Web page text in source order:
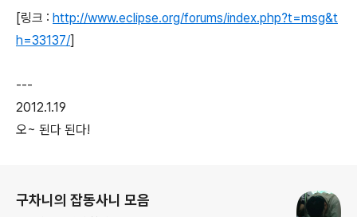
[링크 : http://www.eclipse.org/forums/index.php?t=msg&t
h=33137/]
---
2012.1.19
오~ 된다 된다!
구차니의 잡동사니 모음